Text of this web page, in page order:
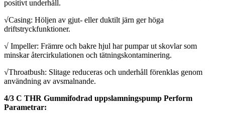
positivt underhåll.
√Casing: Höljen av gjut- eller duktilt järn ger höga
driftstryckfunktioner.
√ Impeller: Främre och bakre hjul har pumpar ut skovlar som
minskar återcirkulationen och tätningskontaminering.
√Throatbush: Slitage reduceras och underhåll förenklas genom
användning av avsmalnande.
4/3 C THR Gummifodrad uppslamningspump Perform
Parametrar: